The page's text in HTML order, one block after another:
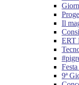
Il
ERT
9ª